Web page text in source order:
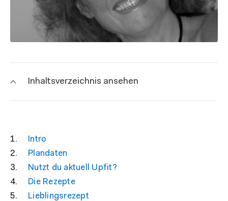
Inhaltsverzeichnis ansehen
Intro
Plandaten
Nutzt du aktuell Upfit?
Die Rezepte
Lieblingsrezept